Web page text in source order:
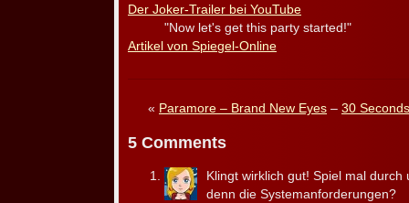
Der Joker-Trailer bei YouTube
"Now let's get this party started!"
Artikel von Spiegel-Online
« Paramore – Brand New Eyes – 30
5 Comments
Klingt wirklich gut! Spiel mal durch
denn die Systemanforderungen?